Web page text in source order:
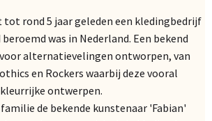
tot rond 5 jaar geleden een kledingbedrijf
was in Nederland. Een bekend
alternatievelingen ontworpen, van
en Rockers waarbij deze vooral
ontwerpen.
de bekende kunstenaar 'Fabian'